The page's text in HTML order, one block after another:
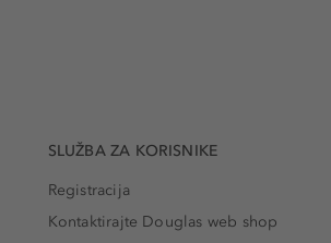
SLUŽBA ZA KORISNIKE
Registracija
Kontaktirajte Douglas web shop